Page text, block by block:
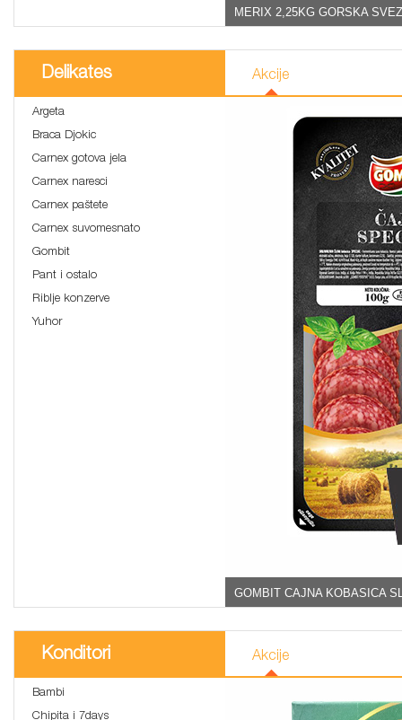
MERIX 2,25KG GORSKA
Delikates Akcije
Argeta
Braca Djokic
Carnex gotova jela
Carnex naresci
Carnex paštete
Carnex suvomesnato
Gombit
Pant i ostalo
Riblje konzerve
Yuhor
GOMBIT CAJNA KOBASICA
Konditori Akcije
Bambi
Chipita i 7days